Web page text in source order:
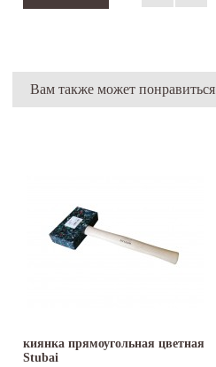
Вам также может понравиться
киянка прямоугольная цветная
Stubai